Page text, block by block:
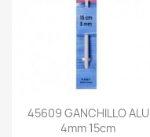
45609 GANCHILLO ALU
4mm 15cm